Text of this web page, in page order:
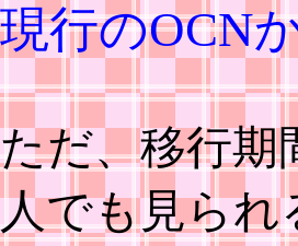
現行のOCN
ただ、移行期
人でも見られ